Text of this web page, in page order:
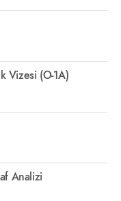
Vizesi (O-1A)
Analizi